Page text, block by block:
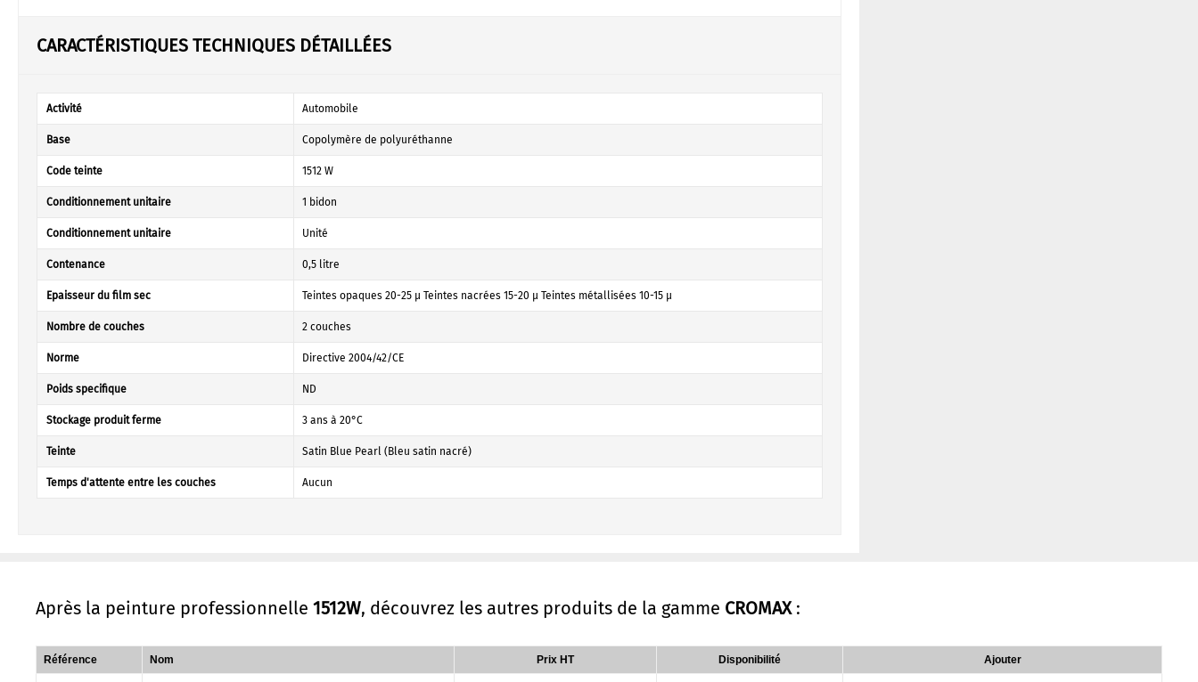
CARACTÉRISTIQUES TECHNIQUES DÉTAILLÉES
Activité Automobile
Base Copolymère de polyuréthanne
Code teinte 1512 W
Conditionnement unitaire 1 bidon
Conditionnement unitaire Unité
Contenance 0,5 litre
Epaisseur du film sec Teintes opaques 20-25 µ Teintes nacrées 15-20 µ Teintes métallisées 10-15 µ
Nombre de couches 2 couches
Norme Directive 2004/42/CE
Poids specifique ND
Stockage produit ferme 3 ans à 20°C
Teinte Satin Blue Pearl (Bleu satin nacré)
Temps d'attente entre les couches Aucun
Après la peinture professionnelle 1512W, découvrez les autres produits de la gamme CROMAX:
Référence Nom Prix HT Disponibilité Ajouter